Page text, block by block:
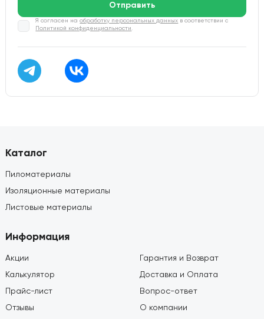
Отправить
Я согласен наобработку персональных данных в соответствии с
Политикой конфиденциальности
Каталог
Пиломатериалы
Изоляционные материалы
Листовые материалы
Информация
Акции
Калькулятор
Прайс-лист
Отзывы
Гарантия и Возврат
Доставка и Оплата
Вопрос-ответ
О компании